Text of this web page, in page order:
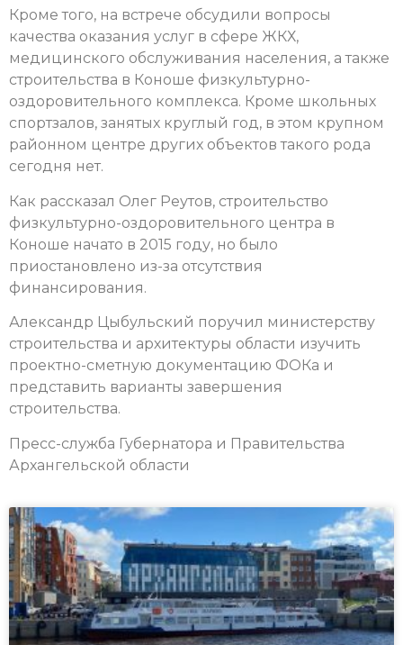
Кроме того, на встрече обсудили вопросы
качества оказания услуг в сфере ЖКХ,
медицинского обслуживания населения, а также
строительства в Коноше физкультурно-
оздоровительного комплекса. Кроме школьных
спортзалов, занятых круглый год, в этом крупном
районном центре других объектов такого рода
сегодня нет.
Как рассказал Олег Реутов, строительство
физкультурно-оздоровительного центра в
Коноше начато в 2015 году, но было
приостановлено из-за отсутствия
финансирования.
Александр Цыбульский поручил министерству
строительства и архитектуры области изучить
проектно-сметную документацию ФОКа и
представить варианты завершения
строительства.
Пресс-служба Губернатора и Правительства
Архангельской области